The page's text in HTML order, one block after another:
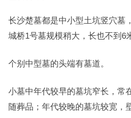
长沙楚墓都是中小型土坑竖穴墓
城桥1号墓规模稍大，长也不到6
个别中型墓的头端有墓道。
小墓中年代较早的墓坑窄长，常
随葬品；年代较晚的墓坑较宽，